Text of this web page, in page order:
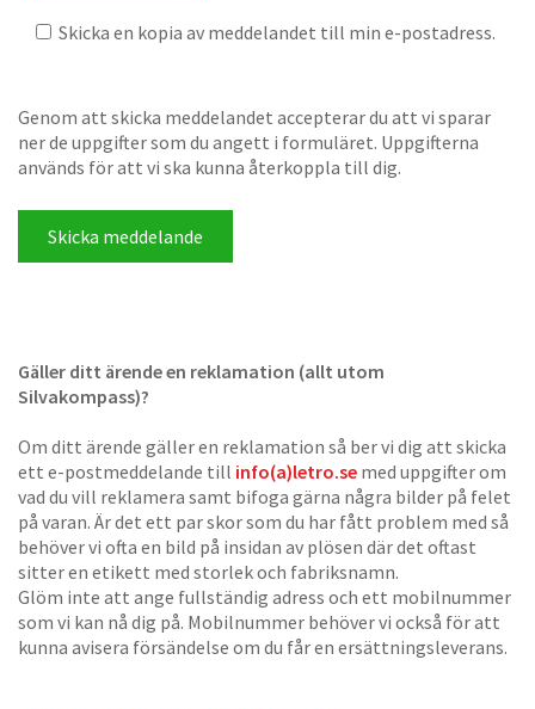
Skicka en kopia av meddelandet till min e-postadress.
Genom att skicka meddelandet accepterar du att vi sparar
ner de uppgifter som du angett i formuläret. Uppgifterna
används för att vi ska kunna återkoppla till dig.
Gäller ditt ärende en reklamation (allt utom
Silvakompass)?
Om ditt ärende gäller en reklamation så ber vi dig att skicka
ett e-postmeddelande till info(a)letro.se med uppgifter om
vad du vill reklamera samt bifoga gärna några bilder på felet
på varan. Är det ett par skor som du har fått problem med så
behöver vi ofta en bild på insidan av plösen där det oftast
sitter en etikett med storlek och fabriksnamn.
Glöm inte att ange fullständig adress och ett mobilnummer
som vi kan nå dig på. Mobilnummer behöver vi också för att
kunna avisera försändelse om du får en ersättningsleverans.